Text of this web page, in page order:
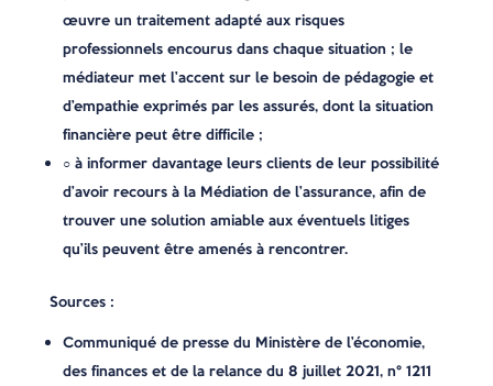
œuvre un traitement adapté aux risques
professionnels encourus dans chaque situation ; le
médiateur met l’accent sur le besoin de pédagogie et
d’empathie exprimés par les assurés, dont la situation
financière peut être difficile ;
○ à informer davantage leurs clients de leur possibilité
d’avoir recours à la Médiation de l’assurance, afin de
trouver une solution amiable aux éventuels litiges
qu’ils peuvent être amenés à rencontrer.
Sources :
Communiqué de presse du Ministère de l’économie,
des finances et de la relance du 8 juillet 2021, n° 1211